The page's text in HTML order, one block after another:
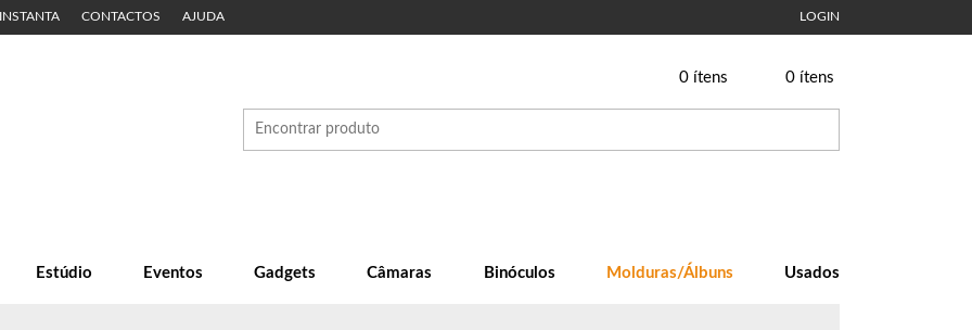
LOGIN
CONTACTOS AJUDA
0 ítens 0 ítens
Estúdio Eventos Gadgets Câmaras Binóculos Molduras/Álbuns Usados